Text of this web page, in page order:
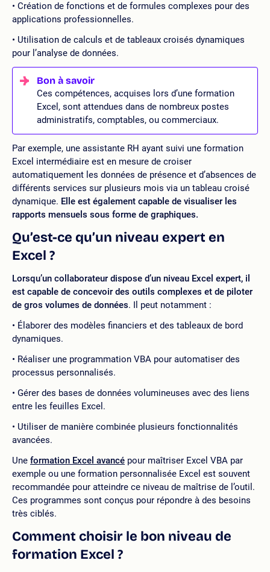
Création de fonctions et de formules complexes pour des
applications professionnelles.
Utilisation de calculs et de tableaux croisés dynamiques
pour l’analyse de données.
Ces compétences, acquises lors d’une formation
Excel, sont attendues dans de nombreux postes
administratifs, comptables, ou commerciaux.
Par exemple, une assistante RH ayant suivi une formation
Excel intermédiaire est en mesure de croiser
automatiquement les données de présence et d’absences de
différents services sur plusieurs mois via un tableau croisé
dynamique. Elle est également capable de visualiser les
rapports mensuels sous forme de graphiques.
Qu’est-ce qu’un niveau expert en
Excel ?
Lorsqu’un collaborateur dispose d’un niveau Excel expert, il
est capable de concevoir des outils complexes et de piloter
de gros volumes de données. Il peut notamment :
Élaborer des modèles financiers et des tableaux de bord
dynamiques.
Réaliser une programmation VBA pour automatiser des
processus personnalisés.
Gérer des bases de données volumineuses avec des liens
entre les feuilles Excel.
Utiliser de manière combinée plusieurs fonctionnalités
avancées.
Une formation Excel avancé pour maîtriser Excel VBA par
exemple ou une formation personnalisée Excel est souvent
recommandée pour atteindre ce niveau de maîtrise de l’outil.
Ces programmes sont conçus pour répondre à des besoins
très ciblés.
Comment choisir le bon niveau de
formation Excel ?